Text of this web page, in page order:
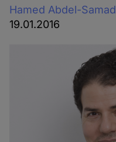
Hamed Abdel-Samad
19.01.2016